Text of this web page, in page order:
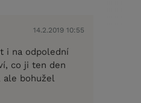
14.2.2019 10:55
i na odpolední
co ji ten den
ale bohužel